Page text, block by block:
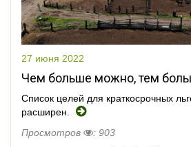
27 июня 2022
Чем больше можно, тем
Список целей для краткосрочных
расширен.
Просмотров
: 903